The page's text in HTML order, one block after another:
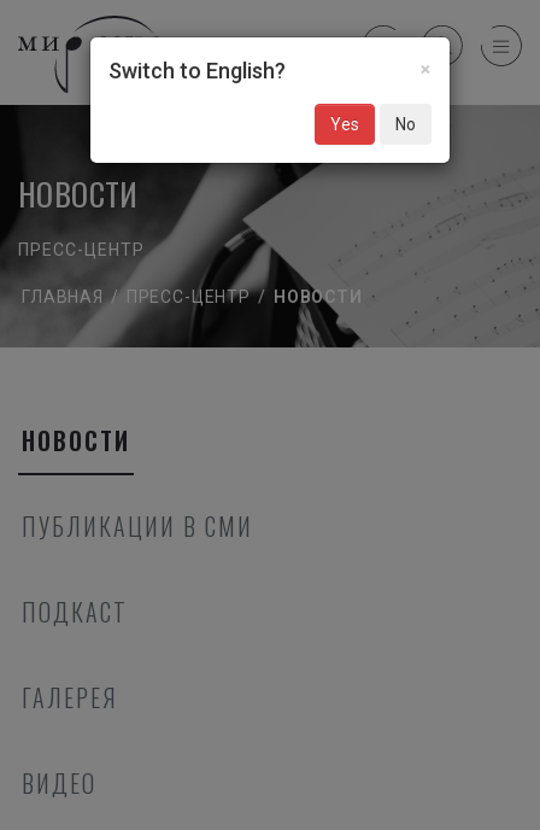
НОВОСТИ
ПРЕСС-ЦЕНТР
ГЛАВНАЯ / ПРЕСС-ЦЕНТР / НОВОСТИ
НОВОСТИ
ПУБЛИКАЦИИ В СМИ
ПОДКАСТ
ГАЛЕРЕЯ
ВИДЕО
×
Switch to English?
Yes No